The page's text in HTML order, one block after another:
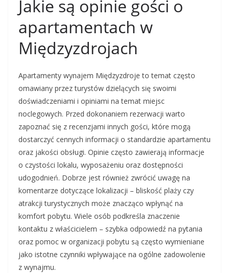
Jakie są opinie gości o
apartamentach w
Międzyzdrojach
Apartamenty wynajem Międzyzdroje to temat często
omawiany przez turystów dzielących się swoimi
doświadczeniami i opiniami na temat miejsc
noclegowych. Przed dokonaniem rezerwacji warto
zapoznać się z recenzjami innych gości, które mogą
dostarczyć cennych informacji o standardzie apartamentu
oraz jakości obsługi. Opinie często zawierają informacje
o czystości lokalu, wyposażeniu oraz dostępności
udogodnień. Dobrze jest również zwrócić uwagę na
komentarze dotyczące lokalizacji – bliskość plaży czy
atrakcji turystycznych może znacząco wpłynąć na
komfort pobytu. Wiele osób podkreśla znaczenie
kontaktu z właścicielem – szybka odpowiedź na pytania
oraz pomoc w organizacji pobytu są często wymieniane
jako istotne czynniki wpływające na ogólne zadowolenie
z wynajmu.